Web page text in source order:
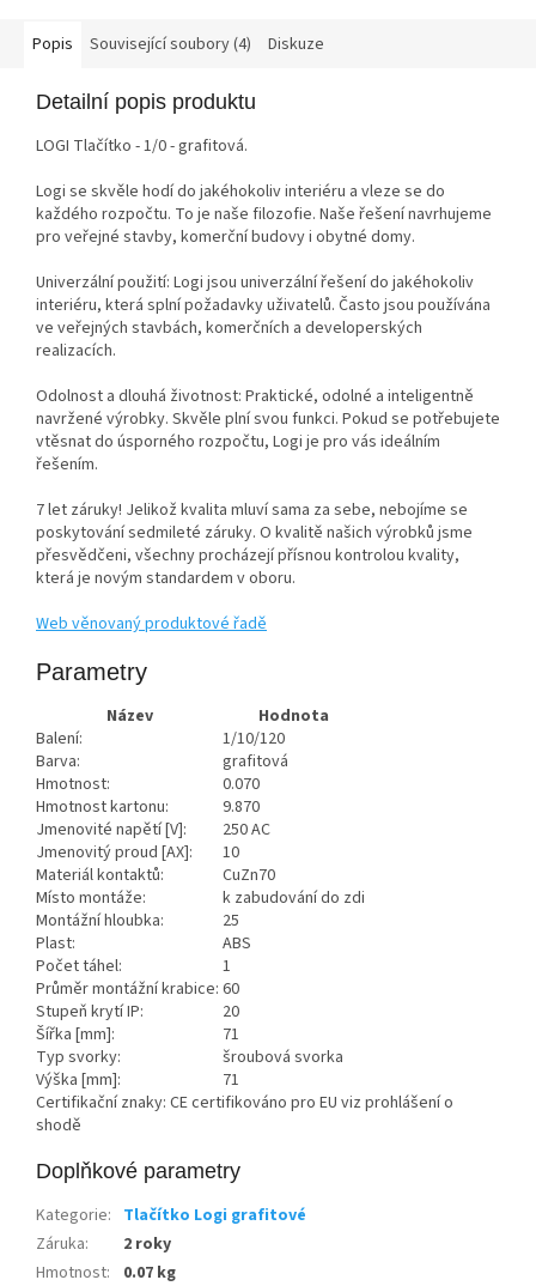
Popis Související soubory (4) Diskuze
Detailní popis produktu
LOGI Tlačítko - 1/0 - grafitová.
Logi se skvěle hodí do jakéhokoliv interiéru a vleze se do
každého rozpočtu. To je naše filozofie. Naše řešení navrhujeme
pro veřejné stavby, komerční budovy i obytné domy.
Univerzální použití: Logi jsou univerzální řešení do jakéhokoliv
interiéru, která splní požadavky uživatelů. Často jsou používána
ve veřejných stavbách, komerčních a developerských
realizacích.
Odolnost a dlouhá životnost: Praktické, odolné a inteligentně
navržené výrobky. Skvěle plní svou funkci. Pokud se potřebujete
vtěsnat do úsporného rozpočtu, Logi je pro vás ideálním
řešením.
7 let záruky! Jelikož kvalita mluví sama za sebe, nebojíme se
poskytování sedmileté záruky. O kvalitě našich výrobků jsme
přesvědčeni, všechny procházejí přísnou kontrolou kvality,
která je novým standardem v oboru.
Web věnovaný produktové řadě
Parametry
Název
Hodnota
Balení:
1/10/120
Barva:
grafitová
Hmotnost:
0.070
Hmotnost kartonu:
9.870
Jmenovité napětí [V]:
250 AC
Jmenovitý proud [AX]:
10
Materiál kontaktů:
CuZn70
Místo montáže:
k zabudování do zdi
Montážní hloubka:
25
Plast:
ABS
Počet táhel:
1
Průměr montážní krabice: 60
Stupeň krytí IP:
20
Šířka [mm]:
71
Typ svorky:
šroubová svorka
Výška [mm]:
71
Certifikační znaky: CE certifikováno pro EU viz prohlášení o
shodě
Doplňkové parametry
Kategorie: Tlačítko Logi grafitové
Záruka:
2 roky
Hmotnost:
0.07 kg